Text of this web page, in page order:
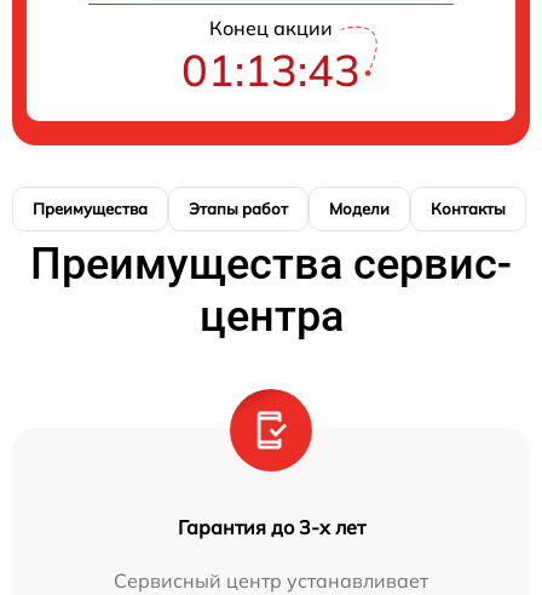
Конец акции
01:13:42
Преимущества Этапы работ Модели Контакты
Преимущества сервис-
центра
Гарантия до 3-х лет
Сервисный центр устанавливает